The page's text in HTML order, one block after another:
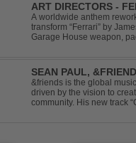
ART DIRECTORS -
A worldwide anthem
transform “Ferrari” by
Garage House weapon,
SEAN PAUL,
&friends is the global
driven by the vision to
community. His new track